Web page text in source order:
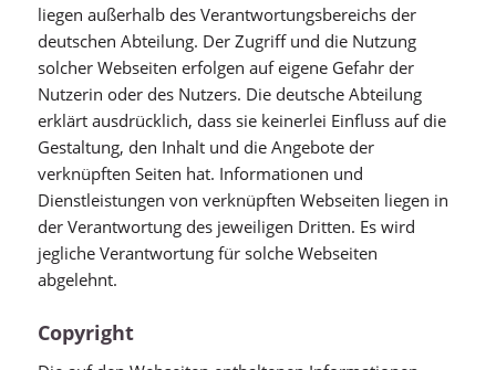
liegen außerhalb des Verantwortungsbereichs der
deutschen Abteilung. Der Zugriff und die Nutzung
solcher Webseiten erfolgen auf eigene Gefahr der
Nutzerin oder des Nutzers. Die deutsche Abteilung
erklärt ausdrücklich, dass sie keinerlei Einfluss auf die
Gestaltung, den Inhalt und die Angebote der
verknüpften Seiten hat. Informationen und
Dienstleistungen von verknüpften Webseiten liegen in
der Verantwortung des jeweiligen Dritten. Es wird
jegliche Verantwortung für solche Webseiten
abgelehnt.
Copyright